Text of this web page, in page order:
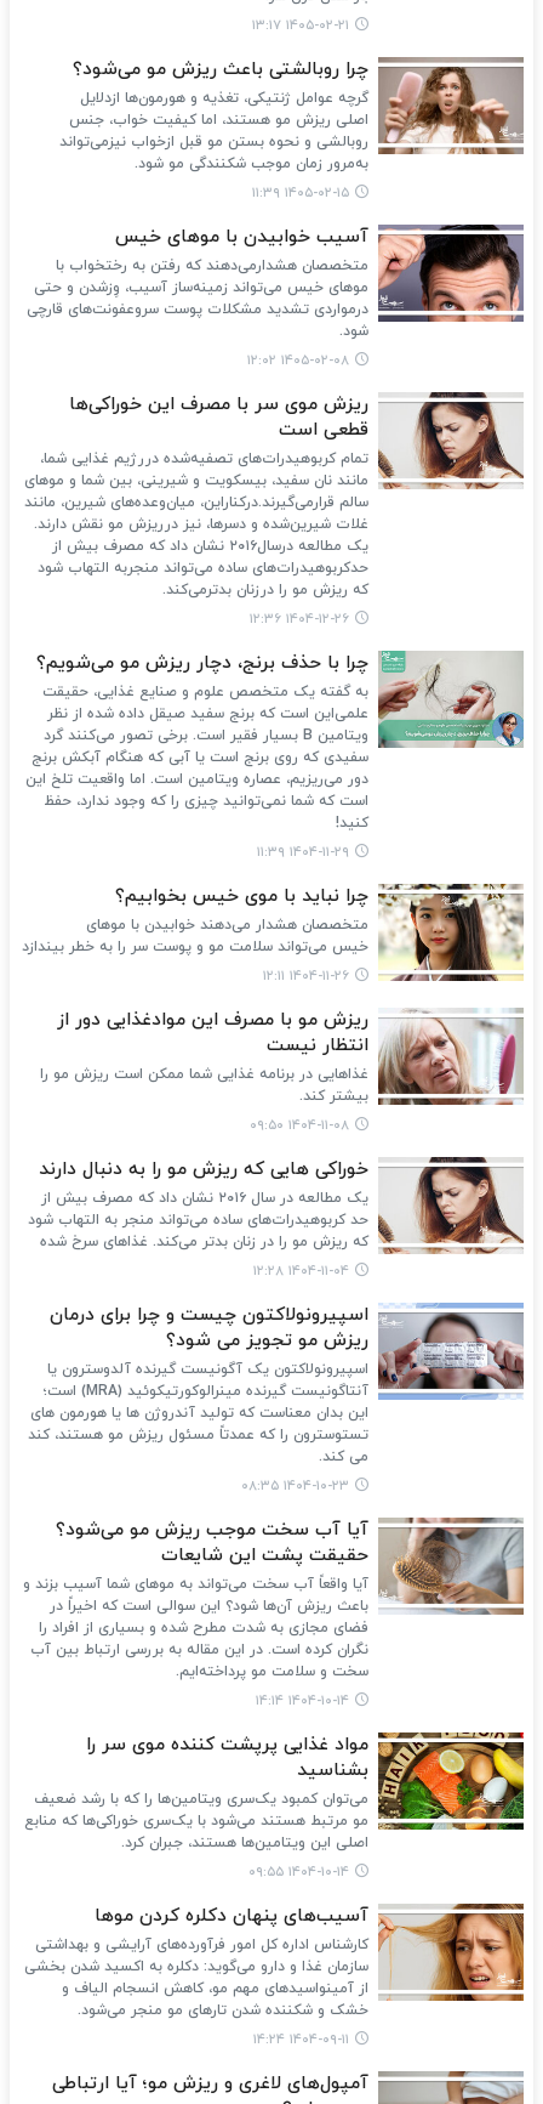
۱۴۰۵-۰۲-۲۱ ۱۳:۱۷
چرا روبالشتی باعث ریزش مو می‌شود؟
گرچه عوامل ژنتیکی، تغذیه و هورمون‌ها ازدلایل
اصلی ریزش مو هستند، اما کیفیت خواب، جنس
روبالشی و نحوه بستن مو قبل ازخواب نیزمی‌تواند
به‌مرور زمان موجب شکنندگی مو شود.
۱۴۰۵-۰۲-۱۵ ۱۱:۳۹
آسیب خوابیدن با موهای خیس
متخصصان هشدارمی‌دهند که رفتن به رختخواب با
موهای خیس می‌تواند زمینه‌ساز آسیب، وِزشدن و حتی
درمواردی تشدید مشکلات پوست سروعفونت‌های قارچی
شود.
۱۴۰۵-۰۲-۰۸ ۱۲:۰۲
ریزش موی سر با مصرف این خوراکی‌ها
قطعی است
تمام کربوهیدرات‌های تصفیه‌شده دررژیم غذایی شما،
مانند نان سفید، بیسکویت و شیرینی، بین شما و موهای
سالم قرارمی‌گیرند.درکناراین، میان‌وعده‌های شیرین، مانند
غلات شیرین‌شده و دسرها، نیز درریزش مو نقش دارند.
یک مطالعه درسال۲۰۱۶ نشان داد که مصرف بیش از
حدکربوهیدرات‌های ساده می‌تواند منجربه التهاب شود
که ریزش مو را درزنان بدترمی‌کند.
۱۴۰۴-۱۲-۲۶ ۱۲:۳۶
چرا با حذف برنج، دچار ریزش مو می‌شویم؟
به گفته یک متخصص علوم و صنایع غذایی، حقیقت
علمی‌این است که برنج سفید صیقل‌ داده شده از نظر
ویتامین B بسیار فقیر است. برخی تصور می‌کنند گرد
سفیدی که روی برنج است یا آبی که هنگام آبکش برنج
دور می‌ریزیم، عصاره ویتامین است. اما واقعیت تلخ این
است که شما نمی‌توانید چیزی را که وجود ندارد، حفظ
کنید!
۱۴۰۴-۱۱-۲۹ ۱۱:۳۹
چرا نباید با موی خیس بخوابیم؟
متخصصان هشدار می‌دهند خوابیدن با موهای
خیس می‌تواند سلامت مو و پوست سر را به خطر بیندازد
۱۴۰۴-۱۱-۲۶ ۱۲:۱۱
ریزش مو با مصرف این موادغذایی دور از
انتظار نیست
غذاهایی در برنامه غذایی شما ممکن است ریزش مو را
بیشتر کند.
۱۴۰۴-۱۱-۰۸ ۰۹:۵۰
خوراکی هایی که ریزش مو را به دنبال دارند
یک مطالعه در سال ۲۰۱۶ نشان داد که مصرف بیش از
حد کربوهیدرات‌های ساده می‌تواند منجر به التهاب شود
که ریزش مو را در زنان بدتر می‌کند. غذاهای سرخ شده
۱۴۰۴-۱۱-۰۴ ۱۲:۲۸
اسپیرونولاکتون چیست و چرا برای درمان
ریزش مو تجویز می شود؟
اسپیرونولاکتون یک آگونیست گیرنده آلدوسترون یا
آنتاگونیست گیرنده مینرالوکورتیکوئید (MRA) است؛
این بدان معناست که تولید آندروژن ها یا هورمون های
تستوسترون را که عمدتاً مسئول ریزش مو هستند، کند
می کند.
۱۴۰۴-۱۰-۲۳ ۰۸:۳۵
آیا آب سخت موجب ریزش مو می‌شود؟
حقیقت پشت این شایعات
آیا واقعاً آب سخت می‌تواند به موهای شما آسیب بزند و
باعث ریزش آن‌ها شود؟ این سوالی است که اخیراً در
فضای مجازی به شدت مطرح شده و بسیاری از افراد را
نگران کرده است. در این مقاله به بررسی ارتباط بین آب
سخت و سلامت مو پرداخته‌ایم.
۱۴۰۴-۱۰-۱۴ ۱۴:۱۴
مواد غذایی پرپشت کننده موی سر را
بشناسید
می‌توان کمبود یک‌سری ویتامین‌ها را که با رشد ضعیف
مو مرتبط هستند می‌شود با یک‌سری خوراکی‌ها که منابع
اصلی این ویتامین‌ها هستند، جبران کرد.
۱۴۰۴-۱۰-۱۴ ۰۹:۵۵
آسیب‌های پنهان دکلره کردن موها
کارشناس اداره کل امور فرآورده‌های آرایشی و بهداشتی
سازمان غذا و دارو می‌گوید: دکلره به اکسید شدن بخشی
از آمینواسیدهای مهم مو، کاهش انسجام الیاف و
خشک و شکننده شدن تارهای مو منجر می‌شود.
۱۴۰۴-۰۹-۱۱ ۱۴:۲۴
آمپول‌های لاغری و ریزش مو؛ آیا ارتباطی